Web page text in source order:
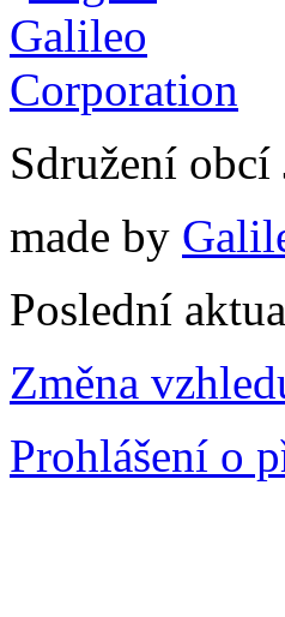
Sdružení
made by
Poslední
Změna
Prohlášení o